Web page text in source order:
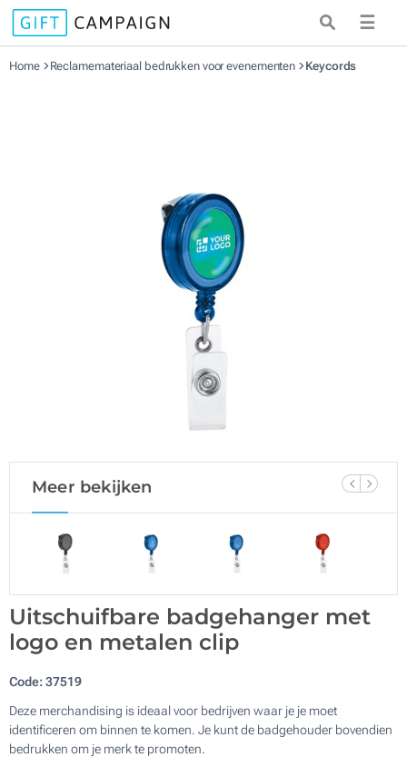
☰
Home Reclamemateriaal bedrukken voor evenementen Keycords
Meer bekijken
Uitschuifbare badgehanger met
logo en metalen clip
Code:37519
Deze merchandising is ideaal voor bedrijven waar je je moet
identificeren om binnen te komen. Je kunt de badgehouder bovendien
bedrukken om je merk te promoten.